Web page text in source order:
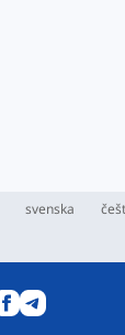
svenska